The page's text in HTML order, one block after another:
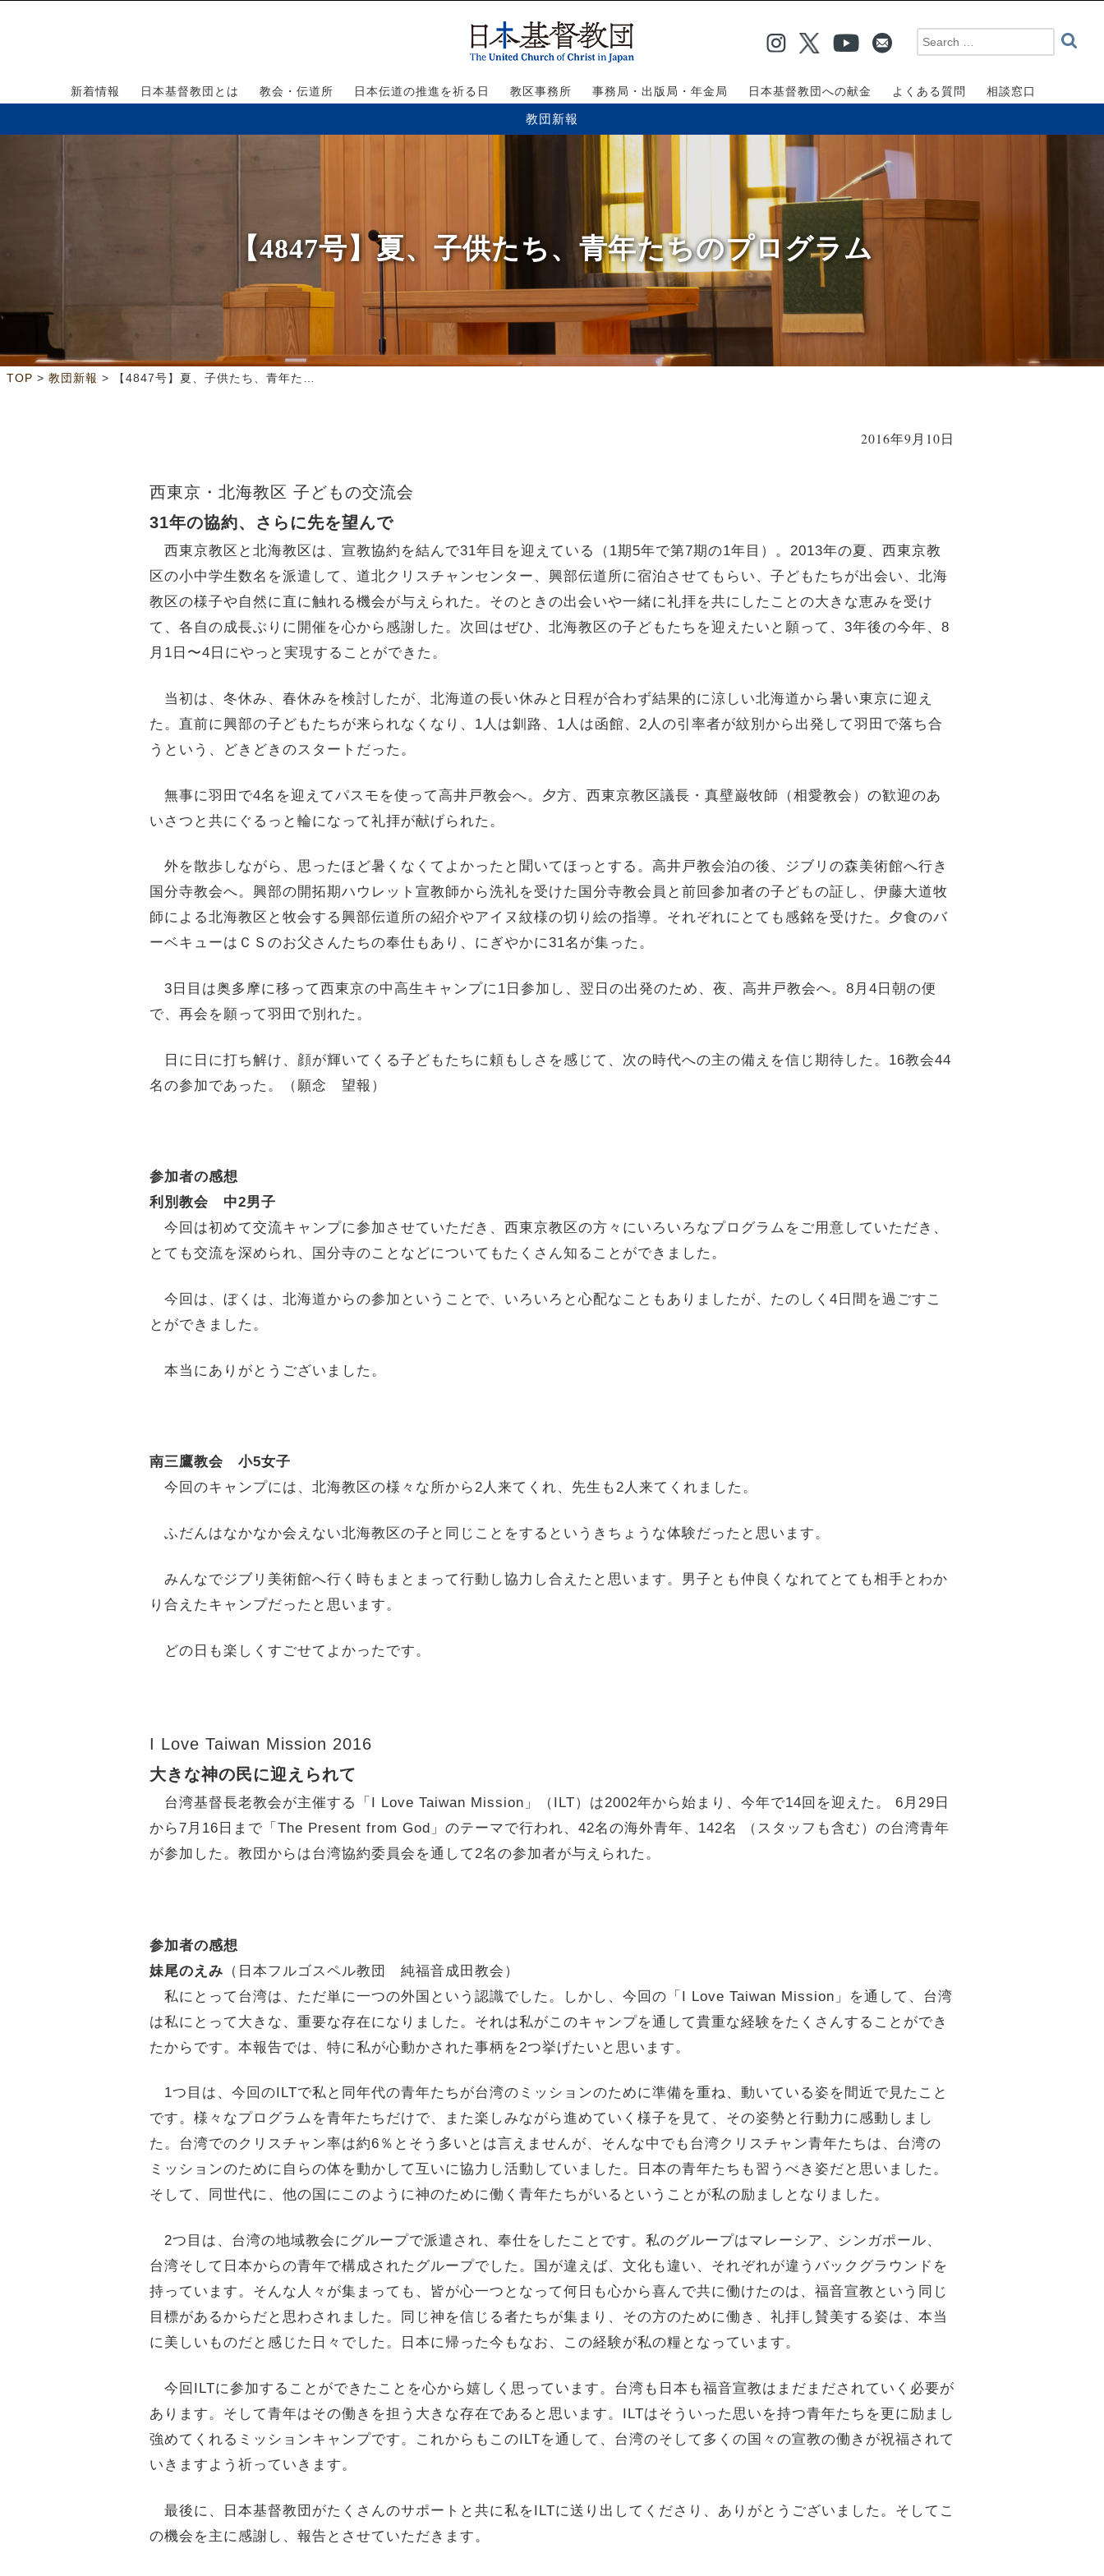
新着情報 日本基督教団とは 教会・伝道所 日本伝道の推進を祈る日 教区事務所 事務局・出版局・年金局 日本基督教団への献金 よくある質問 相談窓口
教団新報
【4847号】夏、子供たち、青年たちのプログラム
TOP > 教団新報 > 【4847号】夏、子供たち、青年たちのプログラム
2016年9月10日
西東京・北海教区 子どもの交流会
31年の協約、さらに先を望んで
西東京教区と北海教区は、宣教協約を結んで31年目を迎えている（1期5年で第7期の1年目）。2013年の夏、西東京教
区の小中学生数名を派遣して、道北クリスチャンセンター、興部伝道所に宿泊させてもらい、子どもたちが出会い、北海
教区の様子や自然に直に触れる機会が与えられた。そのときの出会いや一緒に礼拝を共にしたことの大きな恵みを受け
て、各自の成長ぶりに開催を心から感謝した。次回はぜひ、北海教区の子どもたちを迎えたいと願って、3年後の今年、8
月1日〜4日にやっと実現することができた。
当初は、冬休み、春休みを検討したが、北海道の長い休みと日程が合わず結果的に涼しい北海道から暑い東京に迎え
た。直前に興部の子どもたちが来られなくなり、1人は釧路、1人は函館、2人の引率者が紋別から出発して羽田で落ち合
うという、どきどきのスタートだった。
無事に羽田で4名を迎えてパスモを使って高井戸教会へ。夕方、西東京教区議長・真壁巌牧師（相愛教会）の歓迎のあ
いさつと共にぐるっと輪になって礼拝が献げられた。
外を散歩しながら、思ったほど暑くなくてよかったと聞いてほっとする。高井戸教会泊の後、ジブリの森美術館へ行き
国分寺教会へ。興部の開拓期ハウレット宣教師から洗礼を受けた国分寺教会員と前回参加者の子どもの証し、伊藤大道牧
師による北海教区と牧会する興部伝道所の紹介やアイヌ紋様の切り絵の指導。それぞれにとても感銘を受けた。夕食のバ
ーベキューはＣＳのお父さんたちの奉仕もあり、にぎやかに31名が集った。
3日目は奥多摩に移って西東京の中高生キャンプに1日参加し、翌日の出発のため、夜、高井戸教会へ。8月4日朝の便
で、再会を願って羽田で別れた。
日に日に打ち解け、顔が輝いてくる子どもたちに頼もしさを感じて、次の時代への主の備えを信じ期待した。16教会44
名の参加であった。（願念 望報）
参加者の感想
利別教会 中2男子
今回は初めて交流キャンプに参加させていただき、西東京教区の方々にいろいろなプログラムをご用意していただき、
とても交流を深められ、国分寺のことなどについてもたくさん知ることができました。
今回は、ぼくは、北海道からの参加ということで、いろいろと心配なこともありましたが、たのしく4日間を過ごすこ
とができました。
本当にありがとうございました。
南三鷹教会 小5女子
今回のキャンプには、北海教区の様々な所から2人来てくれ、先生も2人来てくれました。
ふだんはなかなか会えない北海教区の子と同じことをするというきちょうな体験だったと思います。
みんなでジブリ美術館へ行く時もまとまって行動し協力し合えたと思います。男子とも仲良くなれてとても相手とわか
り合えたキャンプだったと思います。
どの日も楽しくすごせてよかったです。
I Love Taiwan Mission 2016
大きな神の民に迎えられて
台湾基督長老教会が主催する「I Love Taiwan Mission」（ILT）は2002年から始まり、今年で14回を迎えた。 6月29日
から7月16日まで「The Present from God」のテーマで行われ、42名の海外青年、142名 （スタッフも含む）の台湾青年
が参加した。教団からは台湾協約委員会を通して2名の参加者が与えられた。
参加者の感想
妹尾のえみ （日本フルゴスペル教団 純福音成田教会）
私にとって台湾は、ただ単に一つの外国という認識でした。しかし、今回の「I Love Taiwan Mission」を通して、台湾
は私にとって大きな、重要な存在になりました。それは私がこのキャンプを通して貴重な経験をたくさんすることができ
たからです。本報告では、特に私が心動かされた事柄を2つ挙げたいと思います。
1つ目は、今回のILTで私と同年代の青年たちが台湾のミッションのために準備を重ね、動いている姿を間近で見たこと
です。様々なプログラムを青年たちだけで、また楽しみながら進めていく様子を見て、その姿勢と行動力に感動しまし
た。台湾でのクリスチャン率は約6％とそう多いとは言えませんが、そんな中でも台湾クリスチャン青年たちは、台湾の
ミッションのために自らの体を動かして互いに協力し活動していました。日本の青年たちも習うべき姿だと思いました。
そして、同世代に、他の国にこのように神のために働く青年たちがいるということが私の励ましとなりました。
2つ目は、台湾の地域教会にグループで派遣され、奉仕をしたことです。私のグループはマレーシア、シンガポール、
台湾そして日本からの青年で構成されたグループでした。国が違えば、文化も違い、それぞれが違うバックグラウンドを
持っています。そんな人々が集まっても、皆が心一つとなって何日も心から喜んで共に働けたのは、福音宣教という同じ
目標があるからだと思わされました。同じ神を信じる者たちが集まり、その方のために働き、礼拝し賛美する姿は、本当
に美しいものだと感じた日々でした。日本に帰った今もなお、この経験が私の糧となっています。
今回ILTに参加することができたことを心から嬉しく思っています。台湾も日本も福音宣教はまだまだされていく必要が
あります。そして青年はその働きを担う大きな存在であると思います。ILTはそういった思いを持つ青年たちを更に励まし
強めてくれるミッションキャンプです。これからもこのILTを通して、台湾のそして多くの国々の宣教の働きが祝福されて
いきますよう祈っていきます。
最後に、日本基督教団がたくさんのサポートと共に私をILTに送り出してくださり、ありがとうございました。そしてこ
の機会を主に感謝し、報告とさせていただきます。